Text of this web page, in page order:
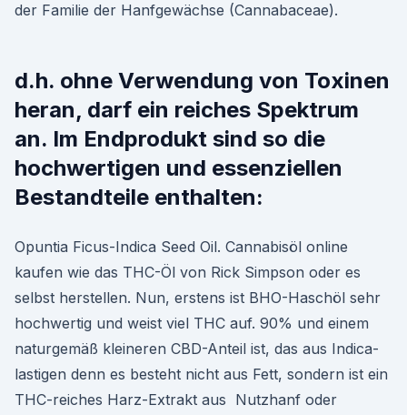
der Familie der Hanfgewächse (Cannabaceae).
d.h. ohne Verwendung von Toxinen
heran, darf ein reiches Spektrum
an. Im Endprodukt sind so die
hochwertigen und essenziellen
Bestandteile enthalten:
Opuntia Ficus-Indica Seed Oil. Cannabisöl online
kaufen wie das THC-Öl von Rick Simpson oder es
selbst herstellen. Nun, erstens ist BHO-Haschöl sehr
hochwertig und weist viel THC auf. 90% und einem
naturgemäß kleineren CBD-Anteil ist, das aus Indica-
lastigen denn es besteht nicht aus Fett, sondern ist ein
THC-reiches Harz-Extrakt aus Nutzhanf oder